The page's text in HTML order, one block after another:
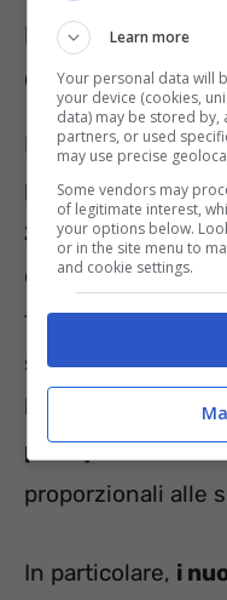
Rivalutazione
del Governo
La nuova
pensioni con
2023. Con
dell’Economia,
fissato al7,3%,
soglia di
legge aggiunge gli
perequazione,
proporzionali alle
In particolare, i
Learn more
Your personal data will
your device (cookies,
data) may be stored by,
partners, or used
may use precise
Some vendors may
of legitimate interest,
your options below.
or in the site menu to
and cookie settings.